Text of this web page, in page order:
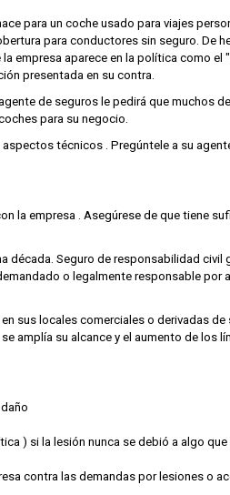
para un coche usado para viajes
para conductores sin seguro. De
empresa aparece en la política como el
presentada en su contra.
de seguros le pedirá que muchos
para su negocio.
técnicos . Pregúntele a su
la empresa . Asegúrese de que tiene
Seguro de responsabilidad civil
o legalmente responsable por
sus locales comerciales o derivadas de
amplía su alcance y el aumento de los
) si la lesión nunca se debió a algo que
contra las demandas por lesiones o